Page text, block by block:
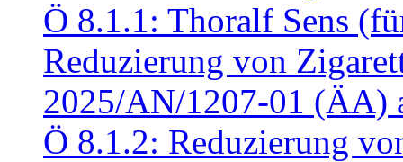
Ö 8.1.1: Thoralf Sens
Reduzierung von
2025/AN/1207-01 (ÄA)
Ö 8.1.2: Reduzierung